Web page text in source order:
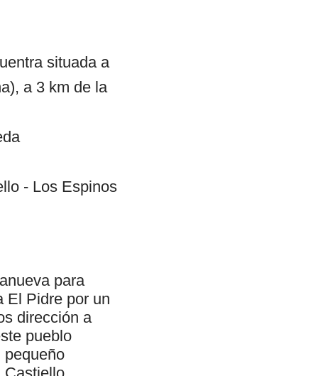
situada a
a 3 km de la
- Los Espinos
para
El Pidre por un
dirección a
pueblo
pequeño